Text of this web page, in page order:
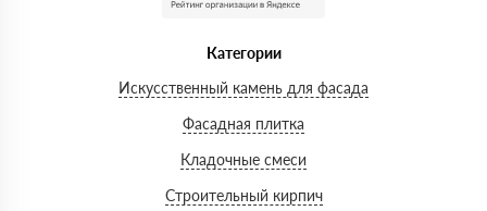
Категории
Искусственный камень для фасада
Фасадная плитка
Кладочные смеси
Строительный кирпич